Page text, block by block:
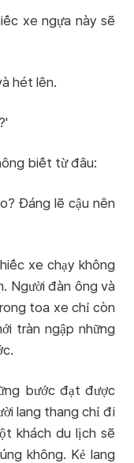
xe ngựa này sẽ
hét lên.
biết từ đâu:
Đáng lẽ cậu nên
xe chạy không
Người đàn ông và
toa xe chỉ còn
tràn ngập những
bước đạt được
lang thang chỉ đi
khách du lịch sẽ
không. Kẻ lang